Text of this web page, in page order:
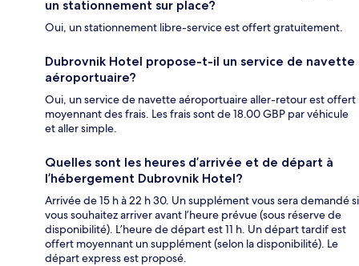
un stationnement sur place?
Oui, un stationnement libre-service est offert gratuitement.
Dubrovnik Hotel propose-t-il un service de navette
aéroportuaire?
Oui, un service de navette aéroportuaire aller-retour est offert
moyennant des frais. Les frais sont de 18.00 GBP par véhicule
et aller simple.
Quelles sont les heures d’arrivée et de départ à
l’hébergement Dubrovnik Hotel?
Arrivée de 15 h à 22 h 30. Un supplément vous sera demandé si
vous souhaitez arriver avant l’heure prévue (sous réserve de
disponibilité). L’heure de départ est 11 h. Un départ tardif est
offert moyennant un supplément (selon la disponibilité). Le
départ express est proposé.